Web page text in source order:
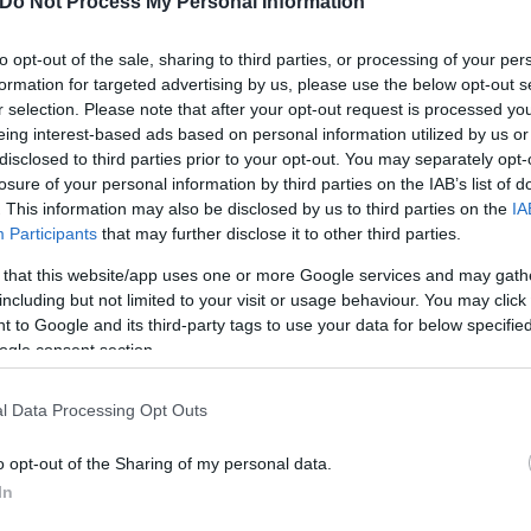
opt-out of the sale, sharing to third parties, or processing of your
for targeted advertising by us, please use the below opt-out
selection. Please note that after your opt-out request is processed
interest-based ads based on personal information utilized by us
to third parties prior to your opt-out. You may separately
of your personal information by third parties on the IAB’s list of
This information may also be disclosed by us to third parties on the
Participants that may further disclose it to other third parties.
that this website/app uses one or more Google services and may
but not limited to your visit or usage behaviour. You may
to Google and its third-party tags to use your data for below
consent section.
Data Processing Opt Outs
opt-out of the Sharing of my personal data.
Με έναν άνθρωπο που ζούσαμε
εσύ θέλεις να κάνεις κάτι διαφορετικό.
σου πάνω από όλα και να έχεις τύχη και εγώ
παρέα με τους φίλους και συνεργάτες μου
Δεν ρωτάω εγώ για τα προσωπικά του. Θέλω
Επίσης δεν είδα τι έχει πει η Κόνι, μου είπαν
της θα της εξηγήσω».